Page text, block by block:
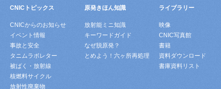
CNICトピックス
CNICからのお知らせ
イベント情報
事故と安全
タニムラボレター
被ばく・放射線
核燃料サイクル
放射性廃棄物
原発きほん知識
放射能ミニ知識
キーワードガイド
なぜ脱原発？
とめよう！六ヶ所再処理
ライブラリー
映像
CNIC写真館
書籍
資料ダウンロード
書庫資料リスト